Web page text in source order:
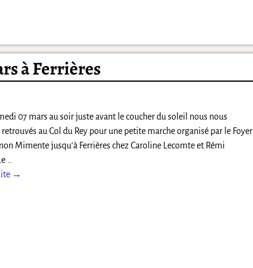
à Ferrières
07 mars au soir juste avant le coucher du soleil nous nous
au Col du Rey pour une petite marche organisé par le Foyer
Mimente jusqu’à Ferrières chez Caroline Lecomte et Rémi
→